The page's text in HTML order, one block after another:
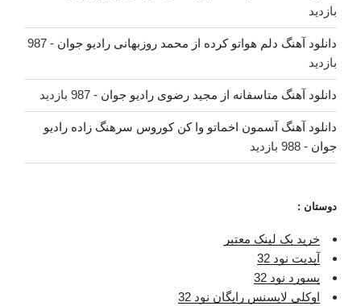
بازدید
دانلود آهنگ دلم هواتو کرده از محمد روزبهانی رادیو جوان
- 987
بازدید
دانلود آهنگ متاسفانه از مجید رضوی رادیو جوان - 987 بازدید
دانلود آهنگ آسمون اخماتو وا کن کوروس سرهنگ زاده رادیو
جوان - 988 بازدید
دوستان :
خرید بک لینک معتبر
آپدیت نود 32
پسورد نود 32
اوکلی لایسنس رایگان نود 32